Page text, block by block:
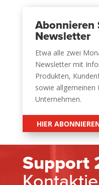
Abonnieren
Newsletter
Etwa alle zwei
Newsletter mit
Produkten,
sowie
Unternehmen.
HIER
Support